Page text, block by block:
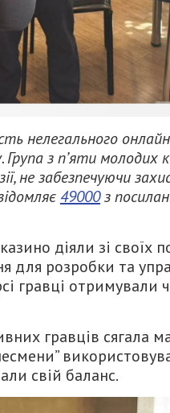
нелегального
з п’яти молодих
не забезпечуючи
49000з
діяли зі
для розробки та
гравці отримували
гравців сягала
свій баланс.